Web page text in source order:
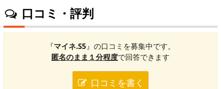
口コミ・評判
『マイネ.S5 』の口コミを募集中です。
匿名のまま１分程度で回答できます
口コミを書く